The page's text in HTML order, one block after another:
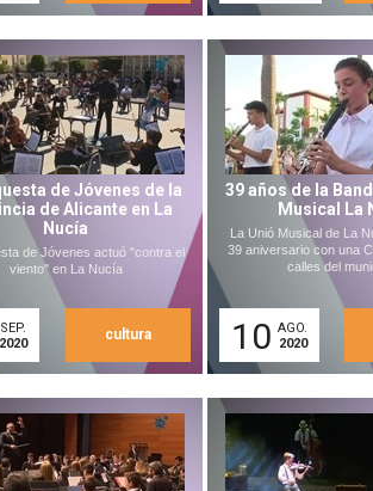
de Jóvenes de la
de Alicante en La
Nucía
de Jóvenes actuó "contra el
viento" en La Nucía
SEP.
2020
cultura
39 años de la
Musical La
La Unió Musical de La
39 aniversario con una
calles del
10 AGO.
2020